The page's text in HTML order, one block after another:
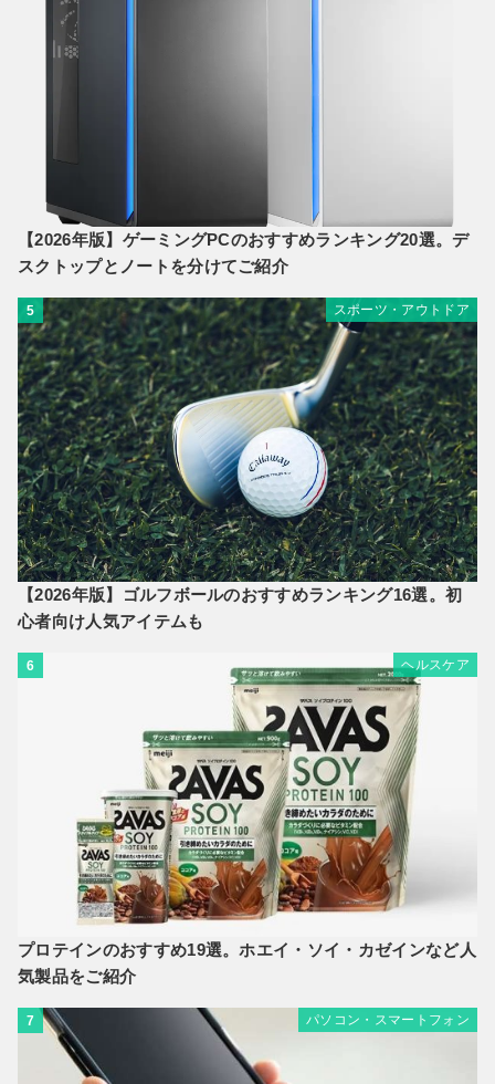
【2026年版】ゲーミングPCのおすすめランキング20選。デ
スクトップとノートを分けてご紹介
5 スポーツ・アウトドア
【2026年版】ゴルフボールのおすすめランキング16選。初
心者向け人気アイテムも
6 ヘルスケア
プロテインのおすすめ19選。ホエイ・ソイ・カゼインなど人
気製品をご紹介
7 パソコン・スマートフォン